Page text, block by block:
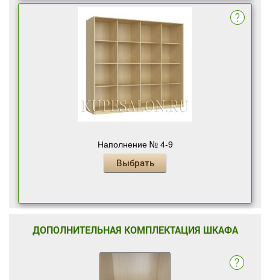
Наполнение № 4-9
Выбрать
ДОПОЛНИТЕЛЬНАЯ КОМПЛЕКТАЦИЯ ШКАФА